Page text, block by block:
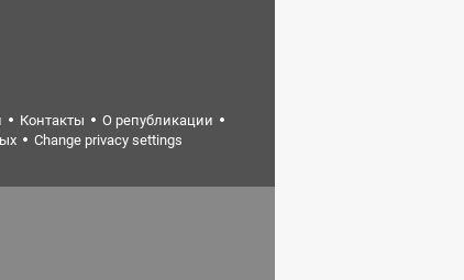
Контакты
О републикации
Change privacy settings